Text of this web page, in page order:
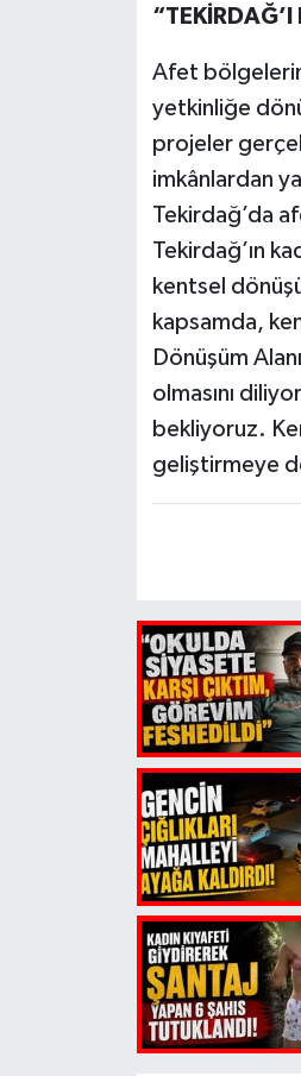
Afet
yetkinliğe
projeler
imkânlardan
Tekirdağ’da
Tekirdağ’ın
kentsel
kapsamda,
Dönüşüm
olmasını
bekliyoruz.
geliştirmeye